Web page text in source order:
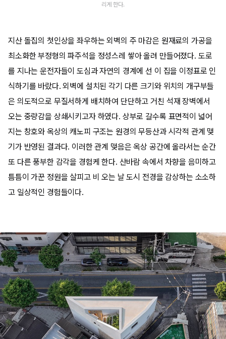
리게 한다.
지산 돌집의 첫인상을 좌우하는 외벽의 주 마감은 원재료의 가공을
최소화한 부정형의 파주석을 정성스레 쌓아 올려 만들어졌다. 도로
를 지나는 운전자들이 도심과 자연의 경계에 선 이 집을 이정표로 인
식하기를 바랐다. 외벽에 설치된 각기 다른 크기와 위치의 개구부들
은 의도적으로 무질서하게 배치하여 단단하고 거친 석재 장벽에서
오는 중량감을 상쇄시키고자 하였다. 상부로 갈수록 표면적이 넓어
지는 창호와 옥상의 캐노피 구조는 원경의 무등산과 시각적 관계 맺
기가 반영된 결과다. 이러한 관계 맺음은 옥상 공간에 올라서는 순간
또 다른 풍부한 감각을 경험케 한다. 산바람 속에서 차향을 음미하고
틈틈이 가꾼 정원을 살피고 비 오는 날 도시 전경을 감상하는 소소하
고 일상적인 경험들이다.